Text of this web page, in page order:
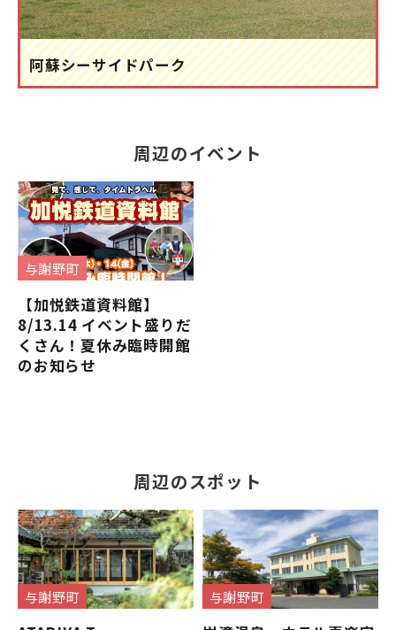
阿蘇シーサイドパーク
周辺のイベント
与謝野町
【加悦鉄道資料館】
8/13.14 イベント盛りだ
くさん！夏休み臨時開館
のお知らせ
周辺のスポット
与謝野町 与謝野町